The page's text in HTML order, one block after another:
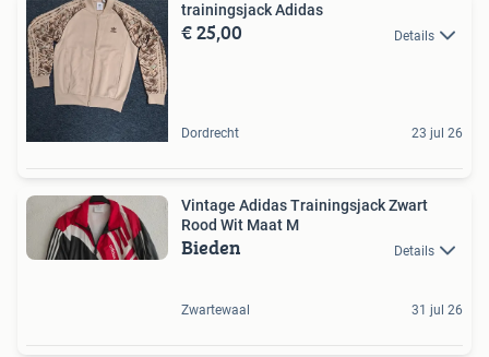
trainingsjack Adidas
€ 25,00 Details
Dordrecht 23 jul 26
Vintage Adidas Trainingsjack Zwart
Rood Wit Maat M
Bieden Details
Zwartewaal 31 jul 26